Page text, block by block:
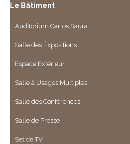
Le Bâtiment
Auditorium Carlos Saura
Salle des Éxpositions
Espace Extérieur
Salle à Usages Multiples
Salle des Conférences
Salle de Presse
Set de TV